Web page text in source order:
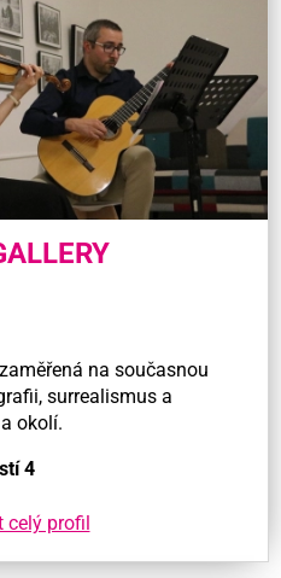
na současnou
surrealismus a
okolí.
4
celý profil